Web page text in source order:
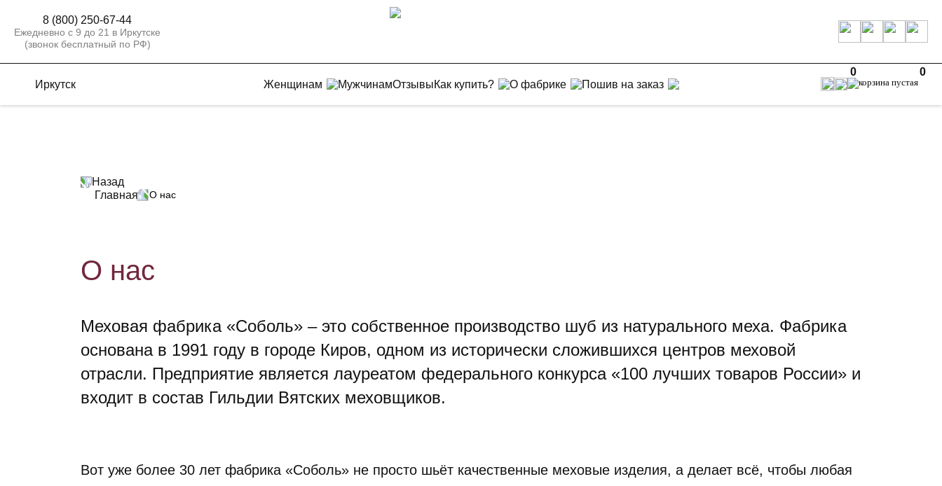
8 (800) 250-67-44
Ежедневно с 9 до 21 в Иркутске
(звонок бесплатный по РФ)
Иркутск Женщинам МужчинамОтзывыКак купить? О фабрике Пошив на заказ
0 0
Назад
Главная
О нас
О нас
Меховая фабрика «Соболь» – это собственное производство шуб из натурального меха. Фабрика
основана в 1991 году в городе Киров, одном из исторически сложившихся центров меховой
отрасли. Предприятие является лауреатом федерального конкурса «100 лучших товаров России» и
входит в состав Гильдии Вятских меховщиков.
Вот уже более 30 лет фабрика «Соболь» не просто шьёт качественные меховые изделия, а делает всё, чтобы любая